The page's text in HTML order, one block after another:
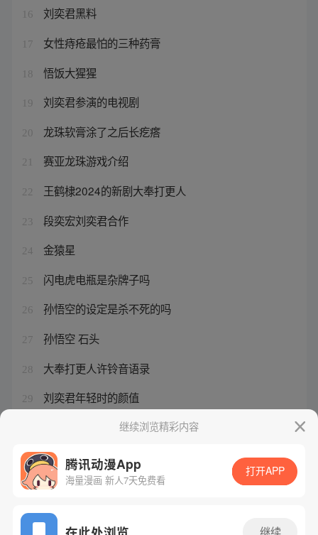
16 刘奕君黑料
17 女性痔疮最怕的三种药膏
18 悟饭大猩猩
19 刘奕君参演的电视剧
20 龙珠软膏涂了之后长疙瘩
21 赛亚龙珠游戏介绍
22 王鹤棣2024的新剧大奉打更人
23 段奕宏刘奕君合作
24 金猿星
25 闪电虎电瓶是杂牌子吗
26 孙悟空的设定是杀不死的吗
27 孙悟空 石头
28 大奉打更人许铃音语录
29 刘奕君年轻时的颜值
悟空变成黄金巨猿的小说继续浏览精彩内容
腾讯动漫App
海量漫画 新人7天免费看
打开APP
继续
网站备案/许可证号：粤B2-20090059-5